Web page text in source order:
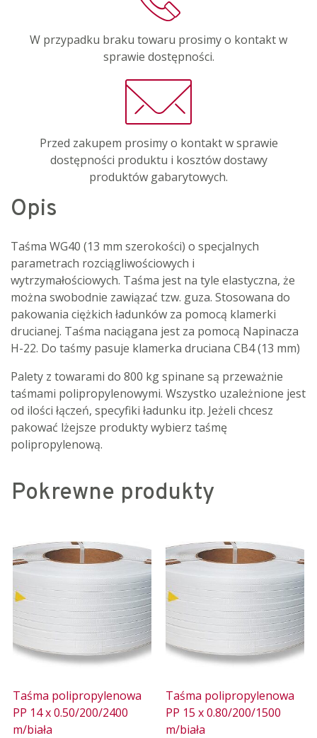
W przypadku braku towaru prosimy o kontakt w
sprawie dostępności.
Przed zakupem prosimy o kontakt w sprawie
dostępności produktu i kosztów dostawy
produktów gabarytowych.
Opis
Taśma WG40 (13 mm szerokości) o specjalnych
parametrach rozciągliwościowych i
wytrzymałościowych. Taśma jest na tyle elastyczna, że
można swobodnie zawiązać tzw. guza. Stosowana do
pakowania ciężkich ładunków za pomocą klamerki
drucianej. Taśma naciągana jest za pomocą Napinacza
H-22. Do taśmy pasuje klamerka druciana CB4 (13 mm)
Palety z towarami do 800 kg spinane są przeważnie
taśmami polipropylenowymi. Wszystko uzależnione jest
od ilości łączeń, specyfiki ładunku itp. Jeżeli chcesz
pakować lżejsze produkty wybierz taśmę
polipropylenową.
Pokrewne produkty
Taśma polipropylenowa
PP 14 x 0.50/200/2400
m/biała
Taśma polipropylenowa
PP 15 x 0.80/200/1500
m/biała